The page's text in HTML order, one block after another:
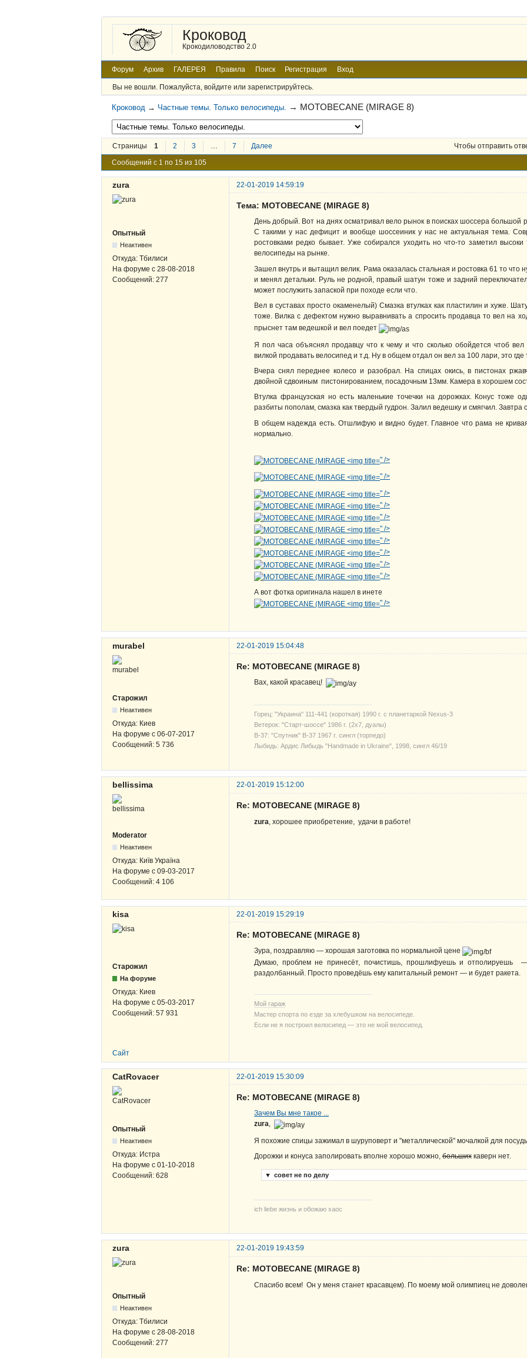
Кроковод
Крокодиловодство 2.0
Форум Архив ГАЛЕРЕЯ Правила Поиск Регистрация Вход
Вы не вошли. Пожалуйста, войдите или зарегистрируйтесь.
Кроковод → Частные темы. Только велосипеды. → MOTOBECANE (MIRAGE 8)
Страницы 1 2 3 … 7 Далее Чтобы отправить
Сообщений с 1 по 15 из 105
zura 22-01-2019 14:59:19
Опытный
Неактивен
Откуда: Тбилиси
На форуме с 28-08-2018
Сообщений: 277
Тема: MOTOBECANE (MIRAGE 8)
День добрый. Вот на днях осматривал вело рынок в поисках шоссера большой
С такими у нас дефицит и вообще шоссеиник у нас не актуальная тема.
ростовками редко бывает. Уже собирался уходить но что-то заметил
велосипеды на рынке.
Зашел внутрь и вытащил велик. Рама оказалась стальная и ростовка 61 то что
и менял детальки. Руль не родной, правый шатун тоже и задний
может послужить запаской при походе если что.
Вел в суставах просто окаменелый) Смазка втулках как пластилин и хуже.
тоже. Вилка с дефектом нужно выравнивать а спросить продавца то вел на
прыснет там ведешкой и вел поедет
Я пол часа объяснял продавцу что к чему и что сколько обойдется чтоб
вилкой продавать велосипед и т.д. Ну в общем отдал он вел за 100 лари, это где
Вчера снял переднее колесо и разобрал. На спицах окись, в пистонах
двойной сдвоиным пистонированием, посадочным 13мм. Камера в хорошем
Втулка французская но есть маленькие точечки на дорожках. Конус тоже
разбиты пополам, смазка как твердый гудрон. Залил ведешку и смягчил. Завтра
В общем надежда есть. Отшлифую и видно будет. Главное что рама не
нормально.
" />
" />
" />
" />
" />
" />
" />
" />
" />
" />
А вот фотка оригинала нашел в инете
" />
murabel 22-01-2019 15:04:48
Старожил
Неактивен
Откуда: Киев
На форуме с 06-07-2017
Сообщений: 5 736
Re: MOTOBECANE (MIRAGE 8)
Вах, какой красавец!
Горец: "Украина" 111-441 (короткая) 1990 г. с планетаркой Nexus-3
Ветерок: "Старт-шоссе" 1986 г. (2х7, дуалы)
В-37: "Спутник" В-37 1967 г. сингл (торпедо)
Лыбидь: Ардис Либыдь "Handmade in Ukraine", 1998, сингл 46/19
bellissima 22-01-2019 15:12:00
Moderator
Неактивен
Откуда: Київ Україна
На форуме с 09-03-2017
Сообщений: 4 106
Re: MOTOBECANE (MIRAGE 8)
zura , хорошее приобретение, удачи в работе!
kisa 22-01-2019 15:29:19
Старожил
На форуме
Откуда: Киев
На форуме с 05-03-2017
Сообщений: 57 931
Re: MOTOBECANE (MIRAGE 8)
Зура, поздравляю — хорошая заготовка по нормальной цене
Думаю, проблем не принесёт, почистишь, прошлифуешь и отполируешь
раздолбанный. Просто проведёшь ему капитальный ремонт — и будет ракета.
Мой гараж
Мастер спорта по езде за хлебушком на велосипеде.
Если не я построил велосипед — это не мой велосипед.
Сайт
CatRovacer 22-01-2019 15:30:09
Опытный
Неактивен
Откуда: Истра
На форуме с 01-10-2018
Сообщений: 628
Re: MOTOBECANE (MIRAGE 8)
Зачем Вы мне такое ...
zura,
Я похожие спицы зажимал в шуруповерт и "металлической" мочалкой для
Дорожки и конуса заполировать вполне хорошо можно, больших каверн нет.
▼ совет не по делу
ich liebe жизнь и обожаю хаос
zura 22-01-2019 19:43:59
Опытный
Неактивен
Откуда: Тбилиси
На форуме с 28-08-2018
Сообщений: 277
Re: MOTOBECANE (MIRAGE 8)
Спасибо всем! Он у меня станет красавцем). По моему мой олимпиец не